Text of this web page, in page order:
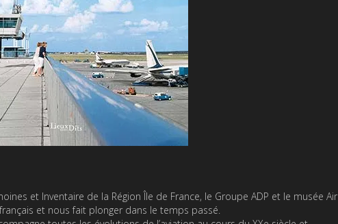
et Inventaire de la Région Île de France, le Groupe ADP et le musée Air
et nous fait plonger dans le temps passé.